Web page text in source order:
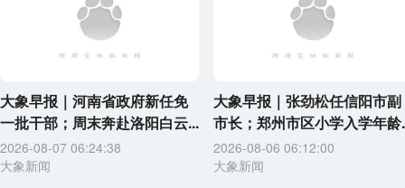
大象早报｜河南省政府新任免
一批干部；周末奔赴洛阳白云...
2026-08-07 06:24:38
大象新闻
大象早报｜张劲松任信阳市副
市长；郑州市区小学入学年龄
2026-08-06 06:12:00
大象新闻